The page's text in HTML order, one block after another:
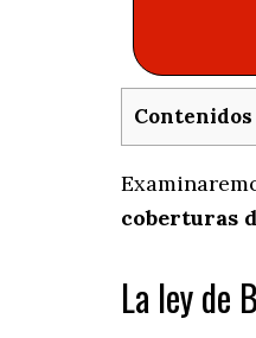
Contenidos
coberturas
La ley de